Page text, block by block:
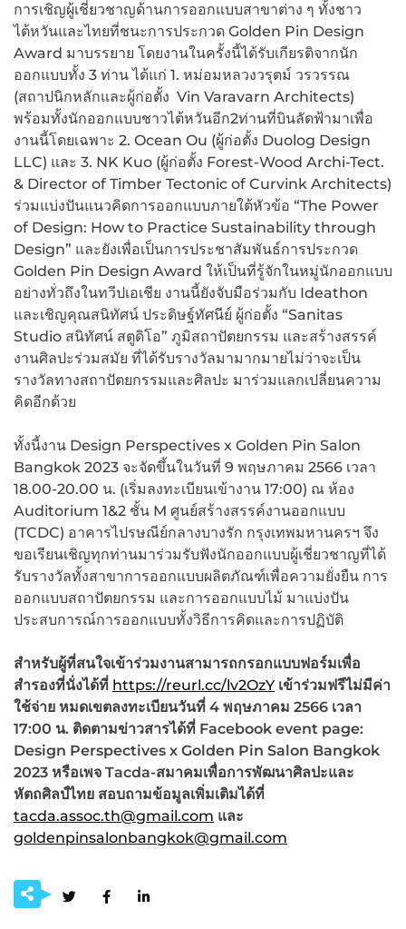
การเชิญผู้เชี่ยวชาญด้านการออกแบบสาขาต่าง ๆ ทั้งชาว
ไต้หวันและไทยที่ชนะการประกวด Golden Pin Design
Award มาบรรยาย โดยงานในครั้งนี้ได้รับเกียรติจากนัก
ออกแบบทั้ง 3 ท่าน ได้แก่ 1. หม่อมหลวงวรุตม์ วรวรรณ
(สถาปนิกหลักและผู้ก่อตั้ง Vin Varavarn Architects)
พร้อมทั้งนักออกแบบชาวไต้หวันอีก2ท่านที่บินลัดฟ้ามาเพื่อ
งานนี้โดยเฉพาะ 2. Ocean Ou (ผู้ก่อตั้ง Duolog Design
LLC) และ 3. NK Kuo (ผู้ก่อตั้ง Forest-Wood Archi-Tect.
& Director of Timber Tectonic of Curvink Architects)
ร่วมแบ่งปันแนวคิดการออกแบบภายใต้หัวข้อ “The Power
of Design: How to Practice Sustainability through
Design” และยังเพื่อเป็นการประชาสัมพันธ์การประกวด
Golden Pin Design Award ให้เป็นที่รู้จักในหมู่นักออกแบบ
อย่างทั่วถึงในทวีปเอเชีย งานนี้ยังจับมือร่วมกับ Ideathon
และเชิญคุณสนิทัศน์ ประดิษฐ์ทัศนีย์ ผู้ก่อตั้ง “Sanitas
Studio สนิทัศน์ สตูดิโอ” ภูมิสถาปัตยกรรม และสร้างสรรค์
งานศิลปะร่วมสมัย ที่ได้รับรางวัลมามากมายไม่ว่าจะเป็น
รางวัลทางสถาปัตยกรรมและศิลปะ มาร่วมแลกเปลี่ยนความ
คิดอีกด้วย
ทั้งนี้งาน Design Perspectives x Golden Pin Salon
Bangkok 2023 จะจัดขึ้นในวันที่ 9 พฤษภาคม 2566 เวลา
18.00-20.00 น. (เริ่มลงทะเบียนเข้างาน 17:00) ณ ห้อง
Auditorium 1&2 ชั้น M ศูนย์สร้างสรรค์งานออกแบบ
(TCDC) อาคารไปรษณีย์กลางบางรัก กรุงเทพมหานครฯ จึง
ขอเรียนเชิญทุกท่านมาร่วมรับฟังนักออกแบบผู้เชี่ยวชาญที่ได้
รับรางวัลทั้งสาขาการออกแบบผลิตภัณฑ์เพื่อความยั่งยืน การ
ออกแบบสถาปัตยกรรม และการออกแบบไม้ มาแบ่งปัน
ประสบการณ์การออกแบบทั้งวิธีการคิดและการปฏิบัติ
สำหรับผู้ที่สนใจเข้าร่วมงานสามารถกรอกแบบฟอร์มเพื่อ
สำรองที่นั่งได้ที่ https://reurl.cc/lv2OzY เข้าร่วมฟรีไม่มีค่า
ใช้จ่าย หมดเขตลงทะเบียนวันที่ 4 พฤษภาคม 2566 เวลา
17:00 น. ติดตามข่าวสารได้ที่ Facebook event page:
Design Perspectives x Golden Pin Salon Bangkok
2023 หรือเพจ Tacda-สมาคมเพื่อการพัฒนาศิลปะและ
หัตถศิลป์ไทย สอบถามข้อมูลเพิ่มเติมได้ที่
tacda.assoc.th@gmail.com และ
goldenpinsalonbangkok@gmail.com